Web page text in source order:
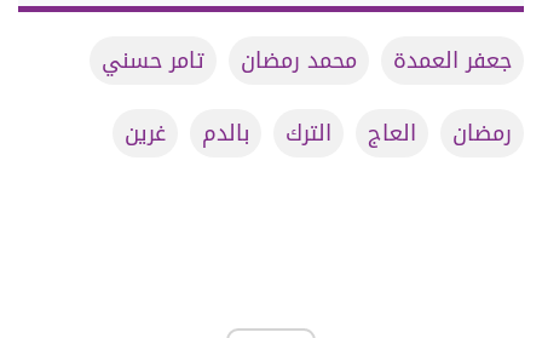
جعفر العمدة محمد رمضان
تامر حسني
رمضان
العاج الترك بالدم غرين